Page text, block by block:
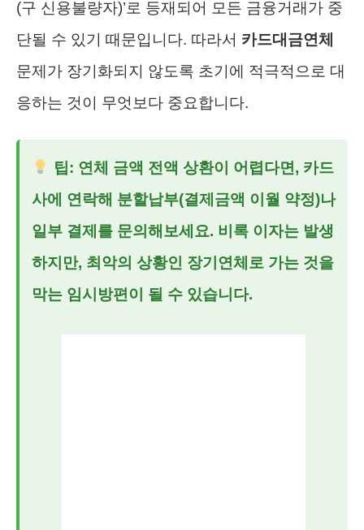
(구 신용불량자)’로 등재되어 모든 금융거래가 중
단될 수 있기 때문입니다. 따라서 카드대금연체
문제가 장기화되지 않도록 초기에 적극적으로 대
응하는 것이 무엇보다 중요합니다.
팁: 연체 금액 전액 상환이 어렵다면, 카드
사에 연락해 분할납부(결제금액 이월 약정)나
일부 결제를 문의해보세요. 비록 이자는 발생
하지만, 최악의 상황인 장기연체로 가는 것을
막는 임시방편이 될 수 있습니다.